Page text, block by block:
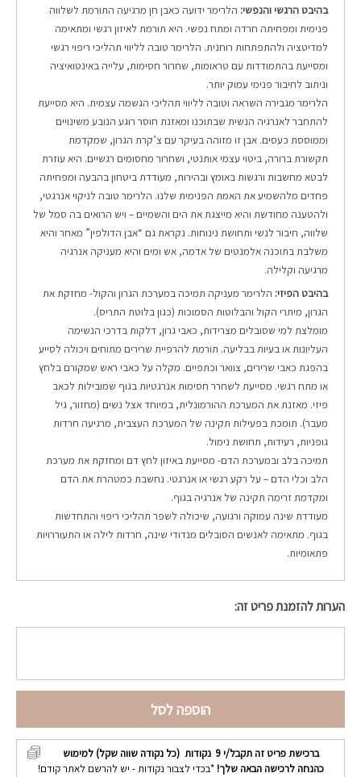
בהיבט הרגשי והנפשי: הלרימר ידועה כאבן חן מרגיעה התורמת לשלווה
פנימית ומפחיתה חרדה ומתח נפשי. היא תורמת לאיזון רגשי ומתאימה
למדיטציה ולהתפתחות רוחנית. הלרימר טובה לליווי תהליכי ריפוי רגשי
ומסייעת בהתמודדות עם טראומות, שחרור חסימות, עלייה באינטואיציה
וניתוב לחיבור פנימי עמוק יותר.
הלרימר מגבירה השראה וטובה לליווי תהליכי הגשמה עצמית. היא מסייעת
להתחבר לאנרגיה הנשית שבתוכנו ומאזנת חוסר רוגע הנובע משינויים
וממוססת כעסים. אבן זו מזוהה בעיקר עם צ’קרת הגרון, שמקדמת
תקשורת ברורה, ביטוי עצמי אותנטי, ושחרור מחסומים רגשיים. היא עוזרת
לבטא מחשבות ורגשות באומץ ובהירות, מעודדת ביטחון בהבעה ומפחיתה
פחדים מלהשמיע את האמת הפנימית שלנו. הלרימר טובה לניקוי אנרגטי,
ולהטענה מחודשת והיא מייצגת את הים והשמיים – ויש הרואים בה סמל של
שלווה, חיבור לנשי ותחושת נינוחות. נקראת גם “אבן הדולפין” מאחר והיא
משלבת בתוכנה אלמנטים של אדמה, אש ומים והיא מעניקה אנרגיה
מרגיעה וקלילה.
בהיבט הפיזי: הלרימר מעניקה תמיכה במערכת הגרון והקול- מחזקת את
הגרון, מיתרי הקול והבלוטות הסמוכות (כגון בלוטת התריס).
מומלצת למי שסובלים מצרידות, כאבי גרון, דלקות בדרכי הנשימה
העליונות או בעיות בבליעה. תורמת להרפיית שרירים מתוחים ויכולה לסייע
בהפגת כאבי שרירים, צוואר וכתפיים. מקלה על כאבי ראש שמקורם בלחץ
או מתח רגשי. מסייעת לשחרר חסימות אנרגטיות בגוף שמובילות לכאב
פיזי. מאזנת את המערכת ההורמונלית, במיוחד אצל נשים (מחזור, גיל
מעבר). תומכת בפעילות תקינה של המערכת העצבית, מרגיעה חרדות
גופניות, רעידות, תחושת נימול.
תמיכה בלב ובמערכת הדם- מסייעת באיזון לחץ דם ומחזקת את מערכת
הלב וכלי הדם – על רקע רגשי או אנרגטי. נחשבת כמטהרת את הדם
ומקדמת זרימה תקינה של אנרגיה בגוף.
מעודדת שינה עמוקה ורגועה, שיכולה לשפר תהליכי ריפוי והתחדשות
בגוף. מתאימה לאנשים הסובלים מנדודי שינה, חרדות לילה או התעוררויות
פתאומיות.
הערות להזמנת פריט זה:
הוספה לסל
ברכישת פריט זה תקבל/י 9 נקודות (כל נקודה שווה שקל) למימוש
כהנחה לרכישה הבאה שלך! *בכדי לצבור נקודות - יש להרשם לאתר קודם!